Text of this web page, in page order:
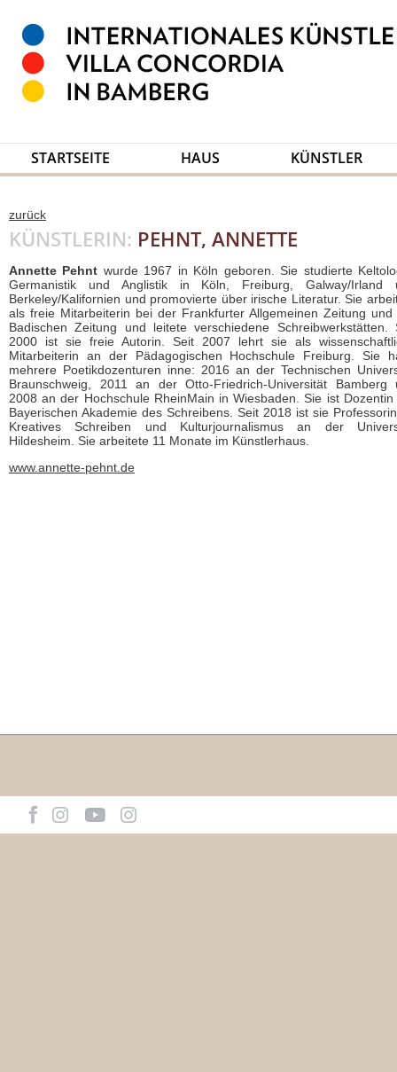
STARTSEITE HAUS KÜNSTLER
zurück
KÜNSTLERIN: PEHNT, ANNETTE
Annette Pehnt wurde 1967 in Köln geboren. Sie studierte
Germanistik und Anglistik in Köln, Freiburg, Galway/Irland
Berkeley/Kalifornien und promovierte über irische Literatur. Sie
als freie Mitarbeiterin bei der Frankfurter Allgemeinen Zeitung und
Badischen Zeitung und leitete verschiedene Schreibwerkstätten.
2000 ist sie freie Autorin. Seit 2007 lehrt sie als
Mitarbeiterin an der Pädagogischen Hochschule Freiburg. Sie
mehrere Poetikdozenturen inne: 2016 an der Technischen
Braunschweig, 2011 an der Otto-Friedrich-Universität Bamberg
2008 an der Hochschule RheinMain in Wiesbaden. Sie ist Dozentin
Bayerischen Akademie des Schreibens. Seit 2018 ist sie
Kreatives Schreiben und Kulturjournalismus an der
Hildesheim. Sie arbeitete 11 Monate im Künstlerhaus.
www.annette-pehnt.de